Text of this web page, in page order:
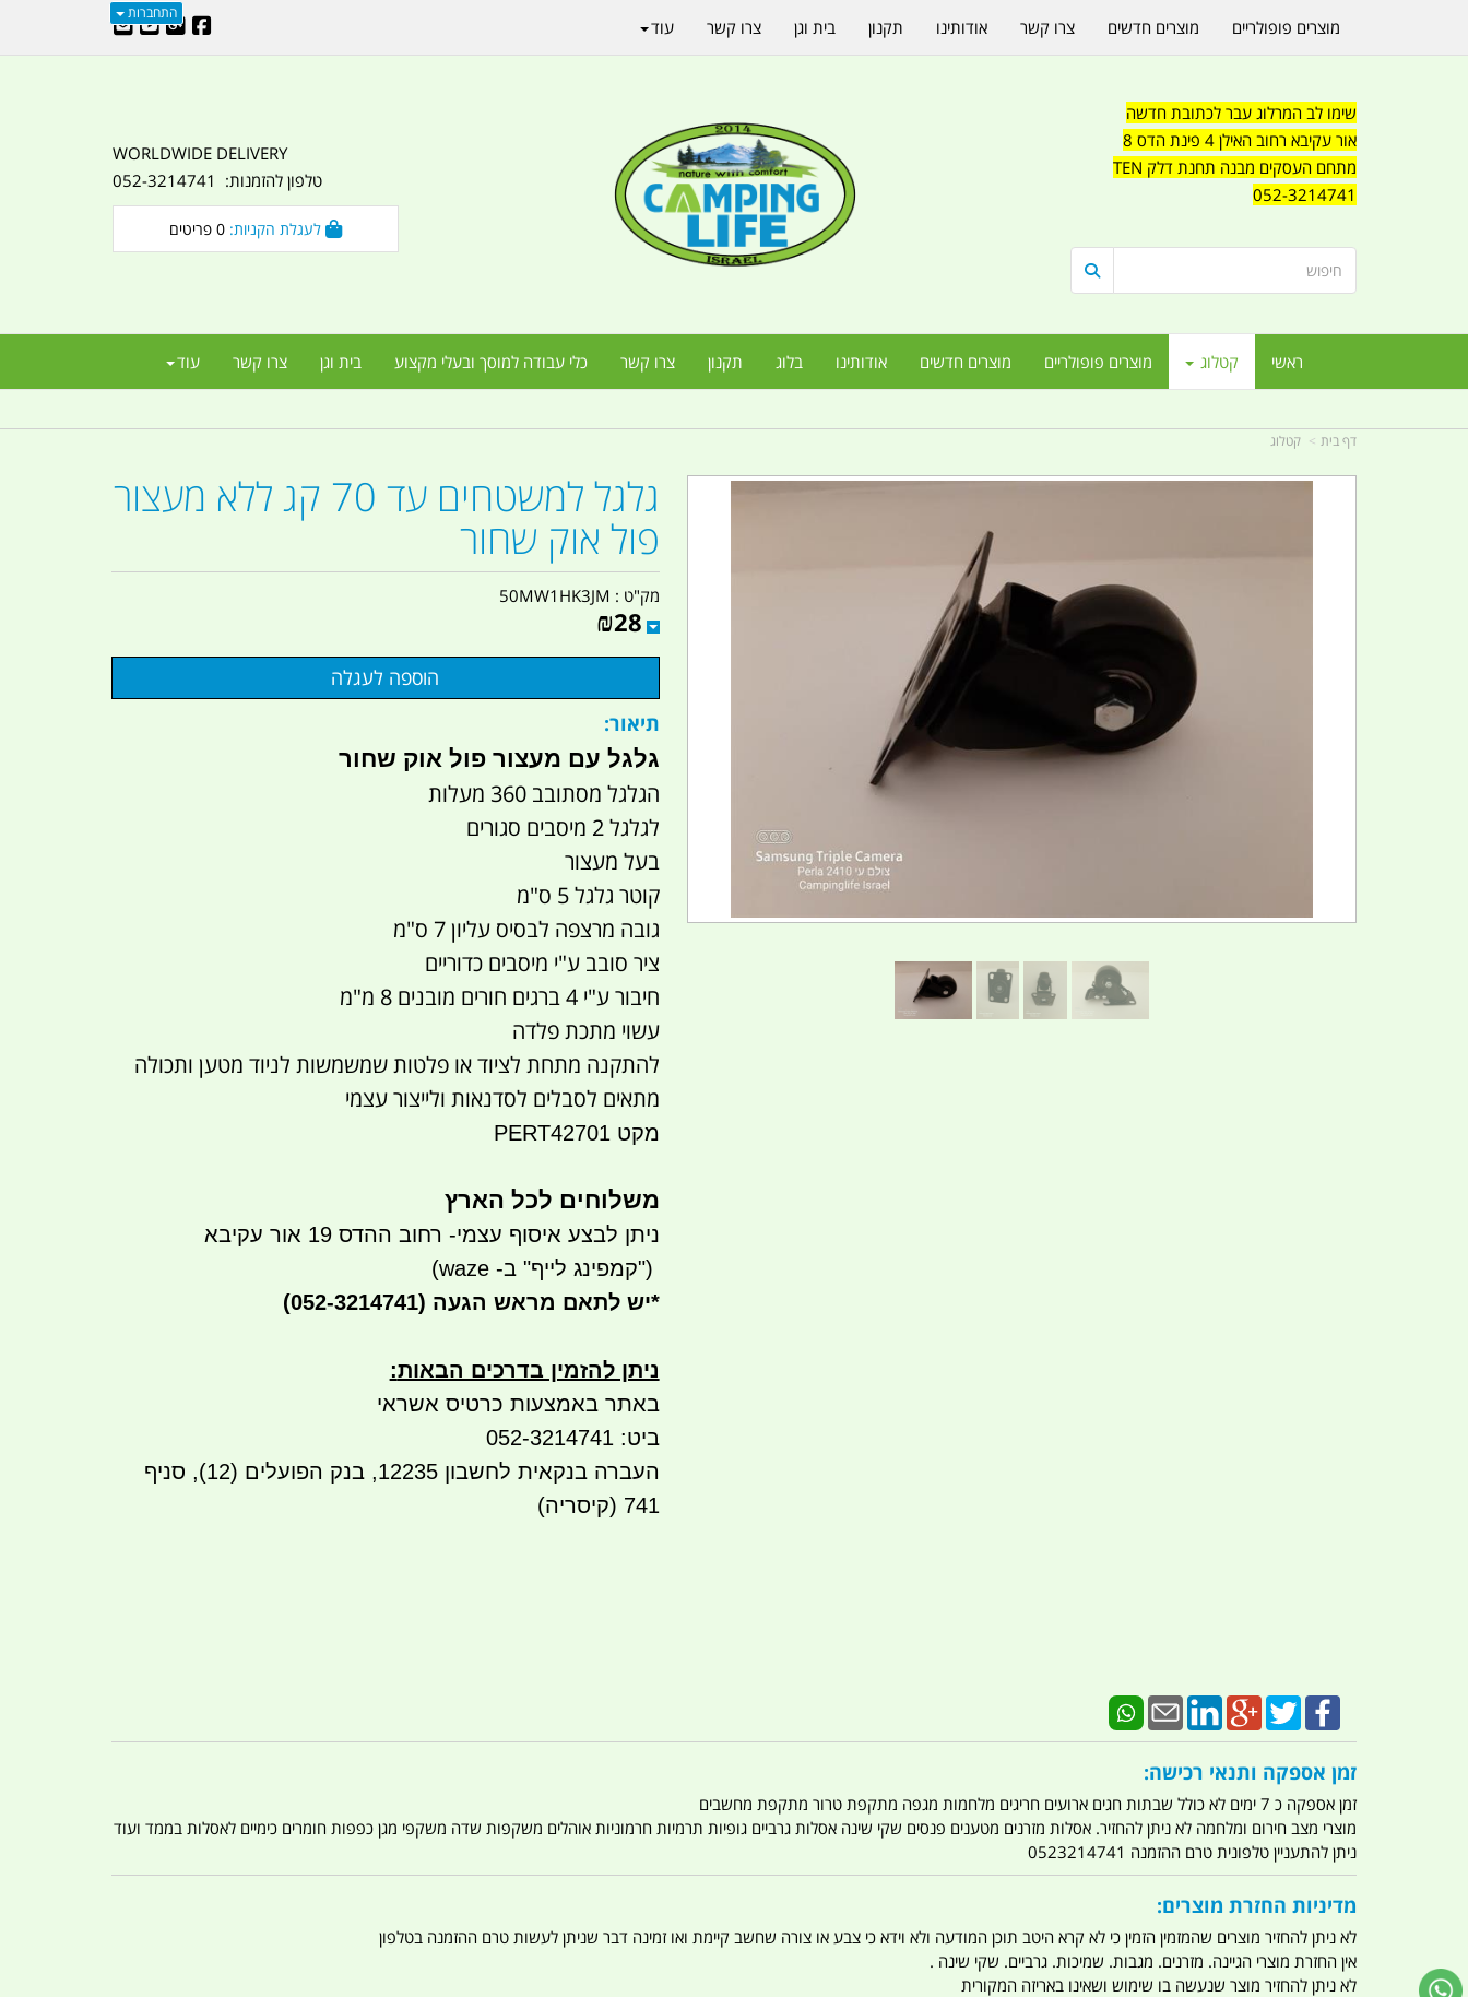
התחברות
שימו לב המרלוג עבר לכתובת חדשה
אור עקיבא רחוב האילן 4 פינת הדס 8
מתחם העסקים מבנה תחנת דלק TEN
052-3214741
WORLDWIDE DELIVERY
טלפון להזמנות: 052-3214741
0
ראשי קטלוג מוצרים פופולריים מוצרים חדשים אודותינו בלוג תקנון צרו קשר כלי עבודה למוסך ובעלי מקצוע בית וגן צרו קשר עוד
מוצרים פופולריים מוצרים חדשים צרו קשר אודותינו תקנון בית וגן צרו קשר עוד
דף בית קטלוג
גלגל למשטחים עד 70 קג ללא מעצור
פול אוק שחור
מק"ט : 50MW1HK3JM
₪28
תיאור:
גלגל עם מעצור פול אוק שחור
הגלגל מסתובב 360 מעלות
לגלגל 2 מיסבים סגורים
בעל מעצור
קוטר גלגל 5 ס"מ
גובה מרצפה לבסיס עליון 7 ס"מ
ציר סובב ע"י מיסבים כדוריים
חיבור ע"י 4 ברגים חורים מובנים 8 מ"מ
עשוי מתכת פלדה
להתקנה מתחת לציוד או פלטות שמשמשות לניוד מטען ותכולה
מתאים לסבלים לסדנאות ולייצור עצמי
מקט PERT42701
משלוחים לכל הארץ
ניתן לבצע איסוף עצמי- רחוב ההדס 19 אור עקיבא
")קמפינג לייף" ב- waze)
*יש לתאם מראש הגעה (052-3214741)
ניתן להזמין בדרכים הבאות:
באתר באמצעות כרטיס אשראי
ביט: 052-3214741
העברה בנקאית לחשבון 12235, בנק הפועלים (12), סניף
741 (קיסריה)
זמן אספקה ותנאי רכישה:
זמן אספקה כ 7 ימים לא כולל שבתות חגים ארועים חריגים מלחמות מגפה מתקפת טרור מתקפת מחשבים
מוצרי מצב חירום ומלחמה לא ניתן להחזיר. אסלות מזרנים מטענים פנסים שקי שינה אסלות גרביים גופיות תרמיות חרמוניות אוהלים משקפות שדה משקפי מגן כפפות חומרים כימיים לאסלות בממד ועוד
ניתן להתעניין טלפונית טרם ההזמנה 0523214741
מדיניות החזרת מוצרים:
לא ניתן להחזיר מוצרים שהמזמין הזמין כי לא קרא היטב תוכן המודעה ולא וידא כי צבע או צורה שחשב קיימת ואו זמינה דבר שניתן לעשות טרם ההזמנה בטלפון
אין החזרת מוצרי הגיינה. מזרנים. מגבות. שמיכות. גרביים. שקי שינה .
לא ניתן להחזיר מוצר שנעשה בו שימוש ושאינו באריזה המקורית